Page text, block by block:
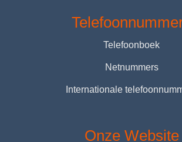
Telefoonboek
Netnummers
Internationale
Onze Website